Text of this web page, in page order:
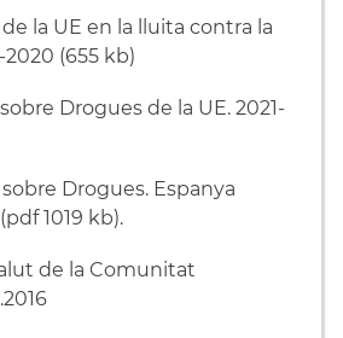
la UE en la lluita contra la
2020 (655 kb)
Drogues de la UE. 2021-
Drogues. Espanya
1019 kb).
de la Comunitat